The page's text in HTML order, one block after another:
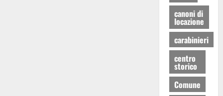
canoni di
locazione
carabinieri
centro
storico
Comune